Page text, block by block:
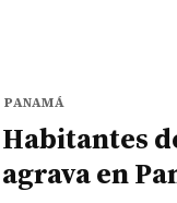
PANAMÁ
Habitantes
agrava en